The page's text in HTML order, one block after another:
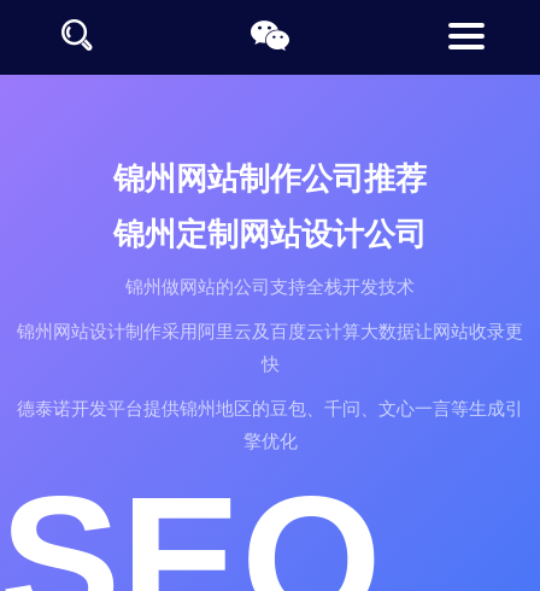
锦州网站制作公司推荐
锦州定制网站设计公司
锦州做网站的公司支持全栈开发技术
锦州网站设计制作采用阿里云及百度云计算大数据让网站收录更
快
德泰诺开发平台提供锦州地区的豆包、千问、文心一言等生成引
擎优化